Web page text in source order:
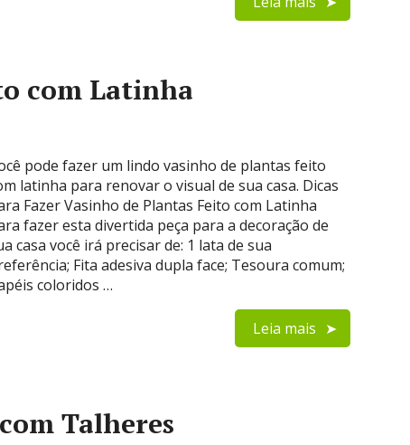
com Latinha
pode fazer um lindo vasinho de plantas feito
latinha para renovar o visual de sua casa. Dicas
Fazer Vasinho de Plantas Feito com Latinha
fazer esta divertida peça para a decoração de
casa você irá precisar de: 1 lata de sua
Fita adesiva dupla face; Tesoura comum;
coloridos …
Leia mais
Talheres